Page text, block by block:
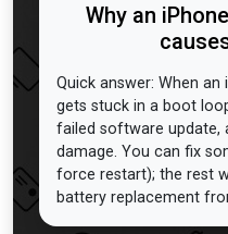
Why an
Quick answer: When
gets stuck in a boot
failed software update,
damage. You can fix
force restart); the rest
battery replacement